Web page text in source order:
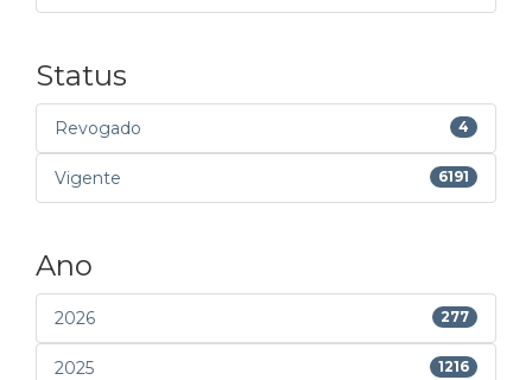
Status
Revogado 4
Vigente 6191
Ano
2026 277
2025 1216